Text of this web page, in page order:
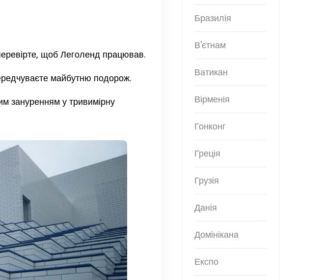
щоб Леголенд працював.
майбутню подорож.
зануренням у тривимірну
Бразилія
В'єтнам
Ватикан
Вірменія
Гонконг
Греція
Грузія
Данія
Домінікана
Експо